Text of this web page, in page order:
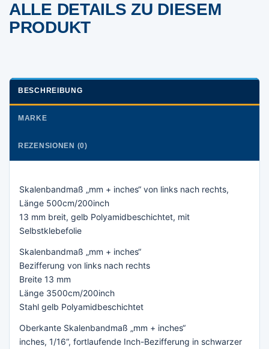
ALLE DETAILS ZU DIESEM
PRODUKT
BESCHREIBUNG
MARKE
REZENSIONEN (0)
Skalenbandmaß „mm + inches“ von links nach rechts,
Länge 500cm/200inch
13 mm breit, gelb Polyamidbeschichtet, mit
Selbstklebefolie
Skalenbandmaß „mm + inches“
Bezifferung von links nach rechts
Breite 13 mm
Länge 3500cm/200inch
Stahl gelb Polyamidbeschichtet
Oberkante Skalenbandmaß „mm + inches“
inches, 1/16“, fortlaufende Inch-Bezifferung in schwarzer